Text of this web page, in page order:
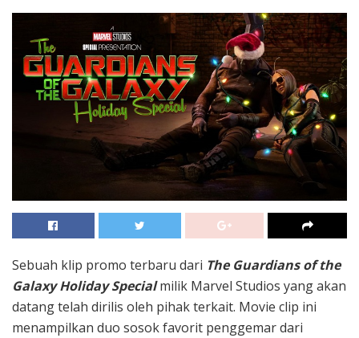
Sebuah klip promo terbaru dari The Guardians of the
Galaxy Holiday Specialmilik Marvel Studios yang akan
datang telah dirilis oleh pihak terkait. Movie clip ini
menampilkan duo sosok favorit penggemar dari